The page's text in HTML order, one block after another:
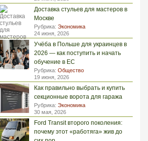
Доставка стульев для мастеров в
Москве
Рубрика: Экономика
24 июня, 2026
Учёба в Польше для украинцев в
2026 — как поступить и начать
обучение в ЕС
Рубрика: Общество
19 июня, 2026
Как правильно выбрать и купить
секционные ворота для гаража
Рубрика: Экономика
30 мая, 2026
Ford Transit второго поколения:
почему этот «работяга» жив до